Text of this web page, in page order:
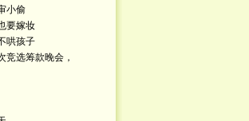
小偷
要嫁妆
哄孩子
竞选筹款晚会，